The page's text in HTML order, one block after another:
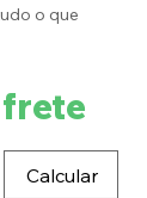
o que
Calcular